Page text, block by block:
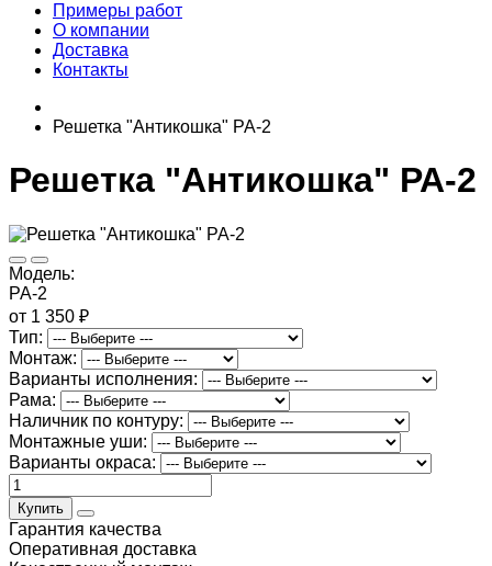
Примеры работ
О компании
Доставка
Контакты
Решетка "Антикошка" РА-2
Решетка "Антикошка" РА-2
Модель:
РА-2
от 1 350 ₽
Тип:
Монтаж:
Варианты исполнения:
Рама:
Наличник по контуру:
Монтажные уши:
Варианты окраса:
Купить
Гарантия качества
Оперативная доставка